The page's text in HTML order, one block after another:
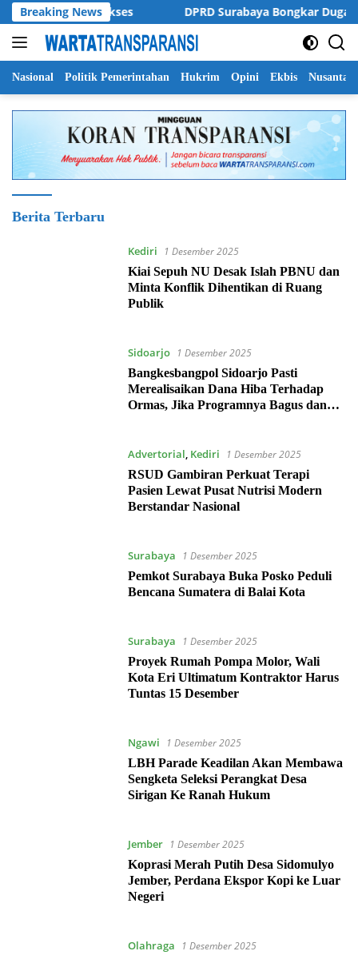
Langsung
ke
konten
Breaking News
yang Sukses DPRD Surabaya Bongkar
Nasional Politik Pemerintahan Hukrim Opini Ekbis Nusantara
WartaTransparansi
Berita Terbaru
Kediri
1 Desember 2025
Kiai Sepuh NU Desak Islah PBNU dan
Minta Konflik Dihentikan di Ruang
Publik
Sidoarjo
1 Desember 2025
Bangkesbangpol Sidoarjo Pasti
Merealisaikan Dana Hiba Terhadap
Ormas, Jika Programnya Bagus dan
Advertorial, Kediri
1 Desember 2025
RSUD Gambiran Perkuat Terapi
Pasien Lewat Pusat Nutrisi Modern
Berstandar Nasional
Surabaya
1 Desember 2025
Pemkot Surabaya Buka Posko Peduli
Bencana Sumatera di Balai Kota
Surabaya
1 Desember 2025
Proyek Rumah Pompa Molor, Wali
Kota Eri Ultimatum Kontraktor Harus
Tuntas 15 Desember
Ngawi
1 Desember 2025
LBH Parade Keadilan Akan Membawa
Sengketa Seleksi Perangkat Desa
Sirigan Ke Ranah Hukum
Jember
1 Desember 2025
Koprasi Merah Putih Desa Sidomulyo
Jember, Perdana Ekspor Kopi ke Luar
Negeri
Olahraga
1 Desember 2025